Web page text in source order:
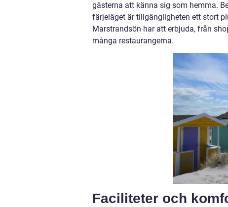
gästerna att känna sig som hemma.
färjeläget är tillgängligheten ett stort
Marstrandsön har att erbjuda, från
många restaurangerna.
Faciliteter och